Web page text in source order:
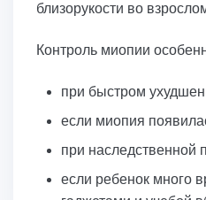
близорукости во
Контроль миопии
при быстром
если миопия
при наследственной
если ребенок много